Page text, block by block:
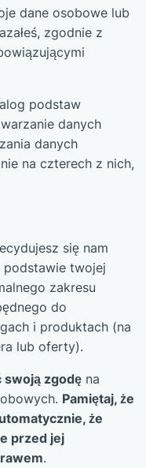
dane osobowe lub
zgodnie z
podstaw
danych
danych
na czterech z nich,
się nam
podstawie twojej
zakresu
do
i produktach (na
lub oferty).
swoją zgodę na
Pamiętaj, że
że
przed jej
.